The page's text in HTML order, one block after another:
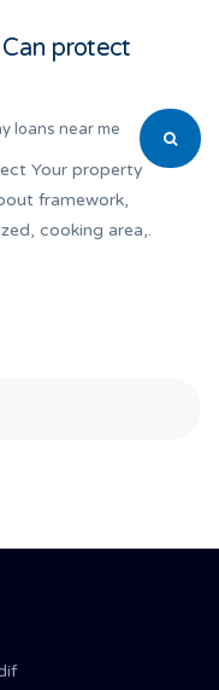
protect
loans near me
Your property
framework,
cooking area,.